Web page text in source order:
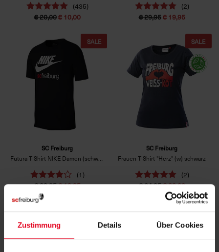
Zustimmung Details Über Cookies
(435)
€ 20,00€ 10,00
(2)
€ 29,95€ 19,95
SC Freiburg
Futura T-Shirt NIKE Damen (schwarz)
(1)
€ 29,95€ 19,95
SALE
SC Freiburg
Frauen T-Shirt "Herz" (w) schwarz
(2)
€ 24,95€ 20,00
SALE